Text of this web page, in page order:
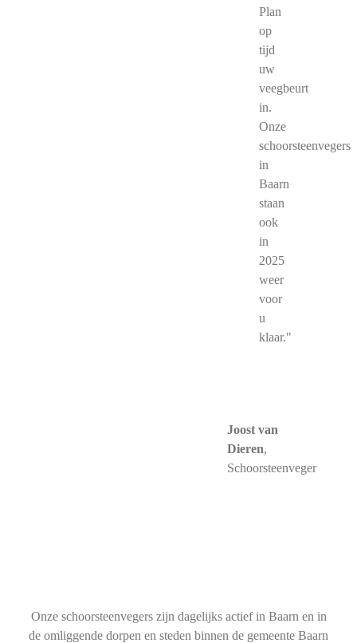
Plan
op
tijd
uw
veegbeurt
in.
Onze
schoorsteenvegers
in
Baarn
staan
ook
in
2025
weer
voor
u
klaar."
Joost van
Dieren,
Schoorsteenveger
Onze schoorsteenvegers zijn dagelijks actief in Baarn en in
de omliggende dorpen en steden binnen de gemeente Baarn